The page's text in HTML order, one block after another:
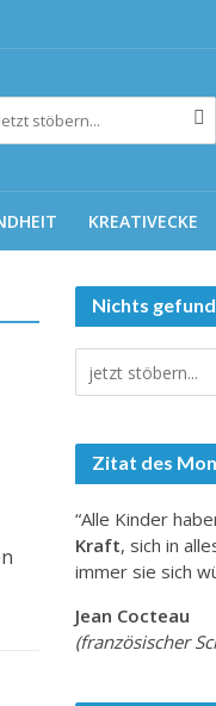
KREATIVECKE
Nichts
Zitat des
“Alle Kinder
Kraft, sich in
immer sie sich
Jean Cocteau
(französischer